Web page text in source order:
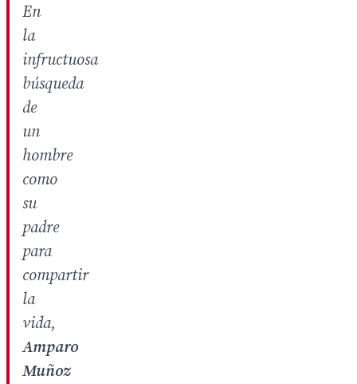
En
la
infructuosa
búsqueda
de
un
hombre
como
su
padre
para
compartir
la
vida,
Amparo
Muñoz